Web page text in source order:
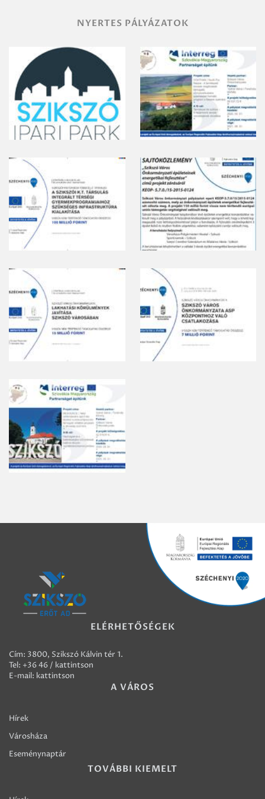
NYERTES PÁLYÁZATOK
ELÉRHETŐSÉGEK
Cím: 3800, Szikszó Kálvin tér 1.
Tel: +36 46 / kattintson
E-mail: kattintson
A VÁROS
Hírek
Városháza
Eseménynaptár
TOVÁBBI KIEMELT